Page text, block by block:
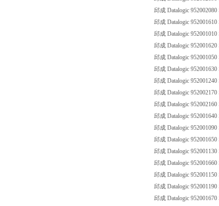
邱成 Datalogic
邱成 Datalogic
邱成 Datalogic
邱成 Datalogic
邱成 Datalogic
邱成 Datalogic
邱成 Datalogic
邱成 Datalogic
邱成 Datalogic
邱成 Datalogic
邱成 Datalogic
邱成 Datalogic
邱成 Datalogic 952001130
邱成 Datalogic
邱成 Datalogic
邱成 Datalogic
邱成 Datalogic